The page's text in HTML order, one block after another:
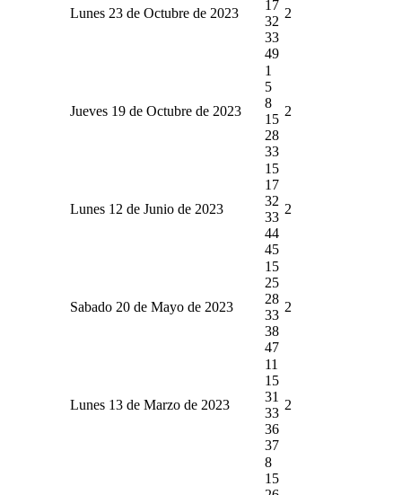
Lunes 23 de Octubre de 2023
17
32
33
49
2
Jueves 19 de Octubre de 2023
1
5
8
15
28
33
2
Lunes 12 de Junio de 2023
15
17
32
33
44
45
2
Sabado 20 de Mayo de 2023
15
25
28
33
38
47
2
Lunes 13 de Marzo de 2023
11
15
31
33
36
37
2
8
15